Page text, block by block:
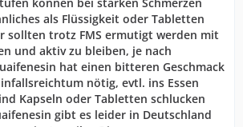
als Flüssigkeit oder Tabletten
sollten trotz FMS ermutigt werden mit
und aktiv zu bleiben, je nach
hat einen bitteren Geschmack
nötig, evtl. ins Essen
Kapseln oder Tabletten schlucken
gibt es leider in Deutschland